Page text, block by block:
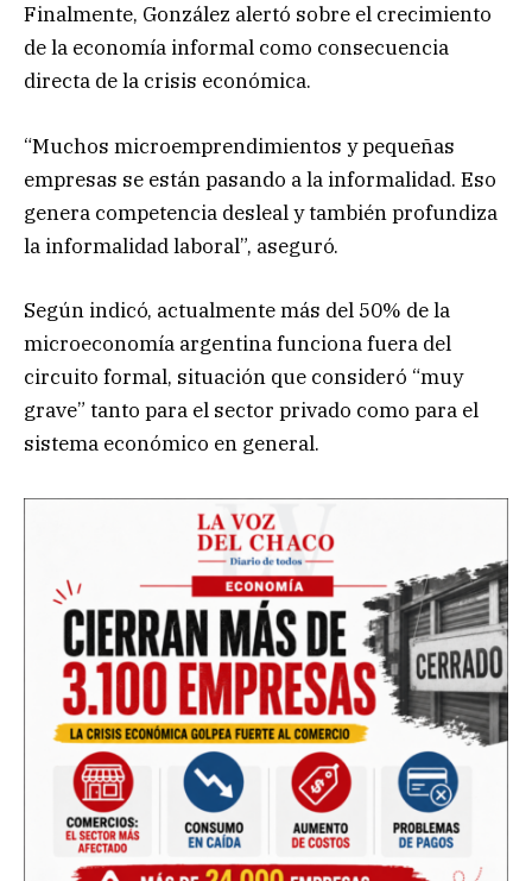
Finalmente, González alertó sobre el crecimiento
de la economía informal como consecuencia
directa de la crisis económica.
“Muchos microemprendimientos y pequeñas
empresas se están pasando a la informalidad. Eso
genera competencia desleal y también profundiza
la informalidad laboral”, aseguró.
Según indicó, actualmente más del 50% de la
microeconomía argentina funciona fuera del
circuito formal, situación que consideró “muy
grave” tanto para el sector privado como para el
sistema económico en general.